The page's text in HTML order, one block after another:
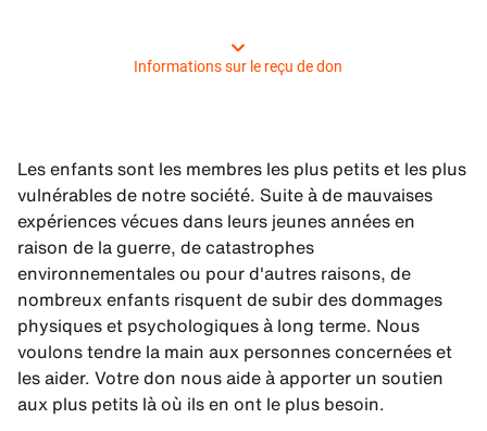
Informations sur le reçu de don
Les enfants sont les membres les plus petits et les plus
vulnérables de notre société. Suite à de mauvaises
expériences vécues dans leurs jeunes années en
raison de la guerre, de catastrophes
environnementales ou pour d'autres raisons, de
nombreux enfants risquent de subir des dommages
physiques et psychologiques à long terme. Nous
voulons tendre la main aux personnes concernées et
les aider. Votre don nous aide à apporter un soutien
aux plus petits là où ils en ont le plus besoin.